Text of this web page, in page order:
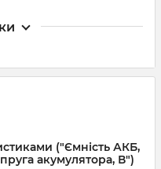
("Ємність АКБ,
акумулятора, В")